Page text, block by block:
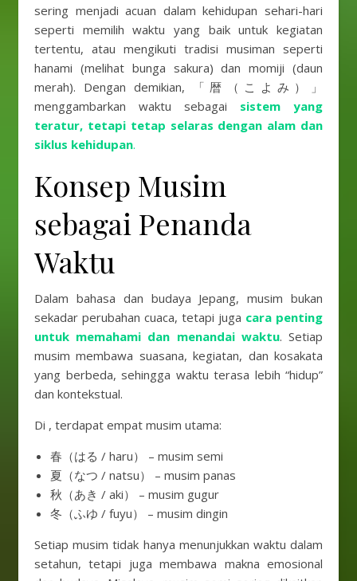
sering menjadi acuan dalam kehidupan sehari-hari
seperti memilih waktu yang baik untuk kegiatan
tertentu, atau mengikuti tradisi musiman seperti
hanami (melihat bunga sakura) dan momiji (daun
merah). Dengan demikian, 「暦（こよみ）」
menggambarkan waktu sebagai sistem yang
teratur, tetapi tetap selaras dengan alam dan
siklus kehidupan.
Konsep Musim
sebagai Penanda
Waktu
Dalam bahasa dan budaya Jepang, musim bukan
sekadar perubahan cuaca, tetapi juga cara penting
untuk memahami dan menandai waktu. Setiap
musim membawa suasana, kegiatan, dan kosakata
yang berbeda, sehingga waktu terasa lebih “hidup”
dan kontekstual.
Di , terdapat empat musim utama:
春（はる / haru） – musim semi
夏（なつ / natsu） – musim panas
秋（あき / aki） – musim gugur
冬（ふゆ / fuyu） – musim dingin
Setiap musim tidak hanya menunjukkan waktu dalam
setahun, tetapi juga membawa makna emosional